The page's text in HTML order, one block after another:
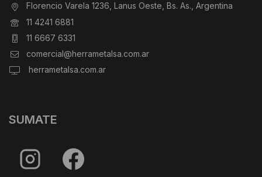
Florencio Varela 1236, Lanus Oeste, Bs. As., Argentina
11 4241 6881
11 6667 6331
comercial@herrametalsa.com.ar
herrametalsa.com.ar
SUMATE